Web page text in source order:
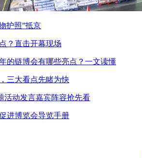
护照”抵京
？直击开幕现场
的链博会有哪些亮点？一文读懂
三大看点先睹为快
活动发言嘉宾阵容抢先看
进博览会导览手册